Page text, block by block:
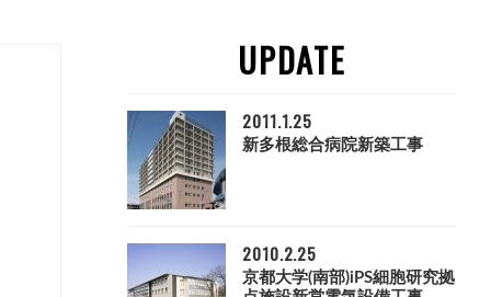
UPDATE
2011.1.25
新多根総合病院新築工事
2010.2.25
京都大学(南部)iPS細胞研究拠